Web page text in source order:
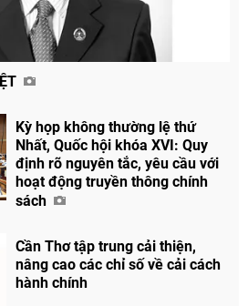
Chia sẻ
Kỳ họp không thường lệ thứ
Nhất, Quốc hội khóa XVI: Quy
định rõ nguyên tắc, yêu cầu với
hoạt động truyền thông chính
sách
Cần Thơ tập trung cải thiện,
nâng cao các chỉ số về cải cách
hành chính